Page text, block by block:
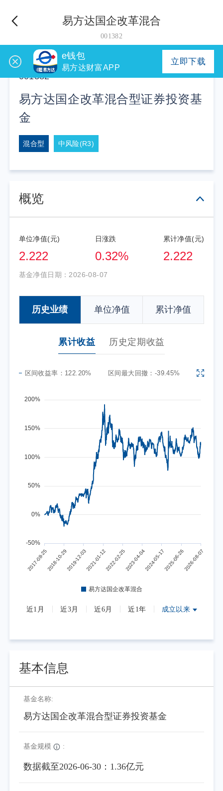
易方达国企改革混合
001382
001382
易方达国企改革混合型证券投资基
金
混合型 中风险(R3)
概览
单位净值(元)
2.222
日涨跌
0.32%
累计净值(元)
2.222
基金净值日期： 2026-08-07
历史业绩 单位净值 累计净值
累计收益 历史定期收益
区间收益率： 122.20% 区间最大回撤： -39.45%
近1月 近3月 近6月 近1年 成立以来
基本信息
基金名称:
易方达国企改革混合型证券投资基金
基金规模 :
数据截至2026-06-30：1.36亿元
e钱包
易方达财富APP
立即下载